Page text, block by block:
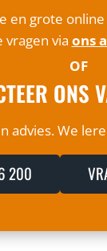
grote
vragen via ons
OF
ONS
advies. We
200